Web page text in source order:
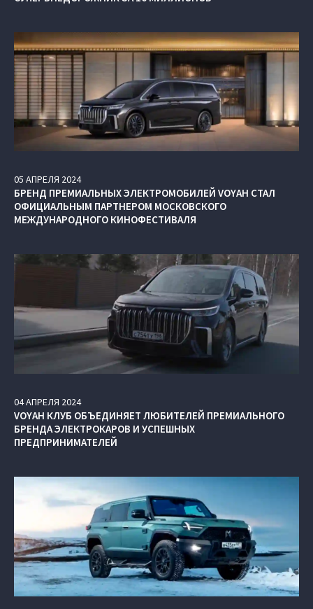
05 АПРЕЛЯ 2024
БРЕНД ПРЕМИАЛЬНЫХ ЭЛЕКТРОМОБИЛЕЙ VOYAH СТАЛ
ОФИЦИАЛЬНЫМ ПАРТНЕРОМ МОСКОВСКОГО
МЕЖДУНАРОДНОГО КИНОФЕСТИВАЛЯ
04АПРЕЛЯ 2024
VOYAH КЛУБ ОБЪЕДИНЯЕТ ЛЮБИТЕЛЕЙ ПРЕМИАЛЬНОГО
БРЕНДА ЭЛЕКТРОКАРОВ И УСПЕШНЫХ
ПРЕДПРИНИМАТЕЛЕЙ